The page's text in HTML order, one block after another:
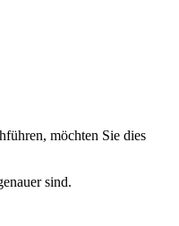
möchten Sie dies
sind.